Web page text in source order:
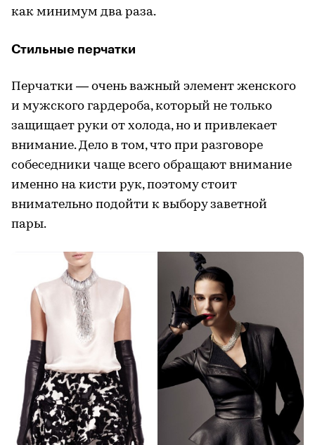
как минимум два раза.
Стильные перчатки
Перчатки — очень важный элемент женского
и мужского гардероба, который не только
защищает руки от холода, но и привлекает
внимание. Дело в том, что при разговоре
собеседники чаще всего обращают внимание
именно на кисти рук, поэтому стоит
внимательно подойти к выбору заветной
пары.